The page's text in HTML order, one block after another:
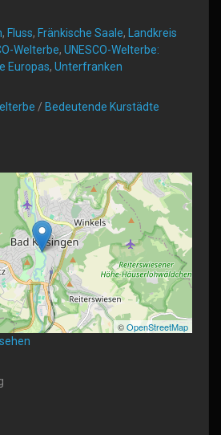
, Fluss, Fränkische Saale,
Landkreis
Welterbe, UNESCO-Welterbe:
Europas, Unterfranken
/ Bedeutende Kurstädte
©OpenStreetMap